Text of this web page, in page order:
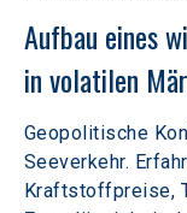
Aufbau eines
in volatilen
Geopolitische
Seeverkehr.
Kraftstoffpreise,